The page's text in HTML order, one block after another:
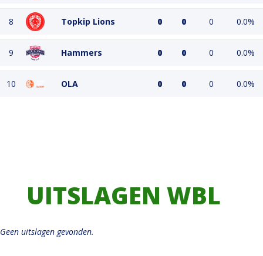
8 Topkip Lions 0 0 0 0.0%
9 Hammers 0 0 0 0.0%
10 OLA 0 0 0 0.0%
UITSLAGEN WBL
Geen uitslagen gevonden.